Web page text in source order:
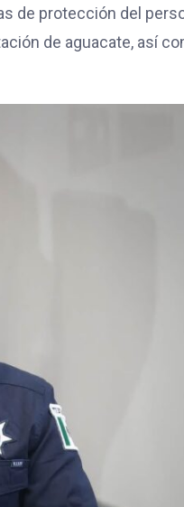
de protección del
de aguacate, así